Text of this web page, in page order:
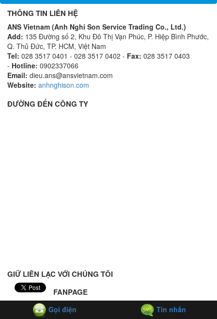
THÔNG TIN LIÊN HỆ
ANS Vietnam (Anh Nghi Son Service Trading Co., Ltd.)
Add: 135 Đường số 2, Khu Đô Thị Vạn Phúc, P. Hiệp Bình Phước,
Q. Thủ Đức, TP. HCM, Việt Nam
Tel: 028 3517 0401 - 028 3517 0402 - Fax: 028 3517 0403
- Hotline: 0902337066
Email: dieu.ans@ansvietnam.com
Website: anhnghison.com
ĐƯỜNG ĐẾN CÔNG TY
GIỮ LIÊN LẠC VỚI CHÚNG TÔI
FANPAGE
Gọi điện Tin nhắn